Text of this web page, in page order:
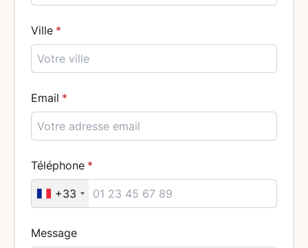
Ville
Email
Téléphone
+33
Message